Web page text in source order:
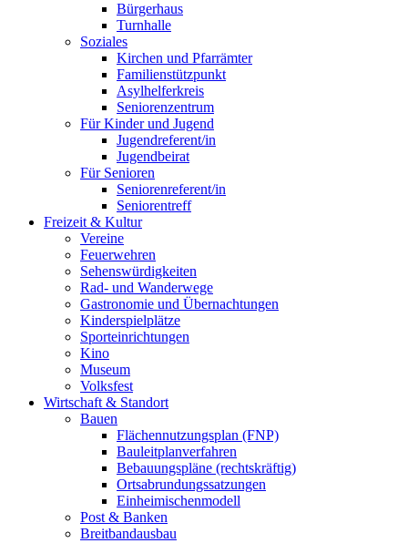
Bürgerhaus
Turnhalle
Soziales
Kirchen und Pfarrämter
Familienstützpunkt
Asylhelferkreis
Seniorenzentrum
Für Kinder und Jugend
Jugendreferent/in
Jugendbeirat
Für Senioren
Seniorenreferent/in
Seniorentreff
Freizeit & Kultur
Vereine
Feuerwehren
Sehenswürdigkeiten
Rad- und Wanderwege
Gastronomie und Übernachtungen
Kinderspielplätze
Sporteinrichtungen
Kino
Museum
Volksfest
Wirtschaft & Standort
Bauen
Flächennutzungsplan (FNP)
Bauleitplanverfahren
Bebauungspläne (rechtskräftig)
Ortsabrundungssatzungen
Einheimischenmodell
Post & Banken
Breitbandausbau